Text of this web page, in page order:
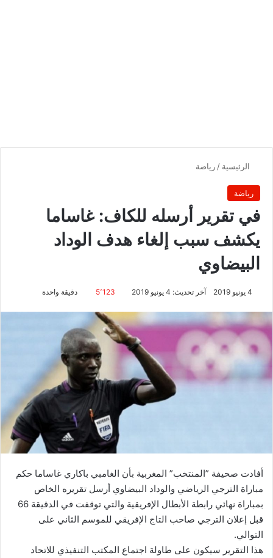
الرئيسية / رياضة
رياضة
في تقرير أرسله للكاف: غاساما
يكشف سبب إلغاء هدف الوداد
البيضاوي
4 يونيو 2019 آخر تحديث: 4 يونيو 2019 5٬123 دقيقة واحدة
أفادت صحيفة ”المنتخب” المغربية بأن الغامبي باكاري غاساما حكم
مباراة الترجي الرياضي والوداد البيضاوي أرسل تقريره الخاص
بمباراة نهائي رابطة الأبطال الإفريقية والتي توقفت في الدقيقة 66
قبل إعلان الترجي صاحب التاج الإفريقي للموسم الثاني على
التوالي.
هذا التقرير سيكون على طاولة اجتماع المكتب التنفيذي للاتحاد